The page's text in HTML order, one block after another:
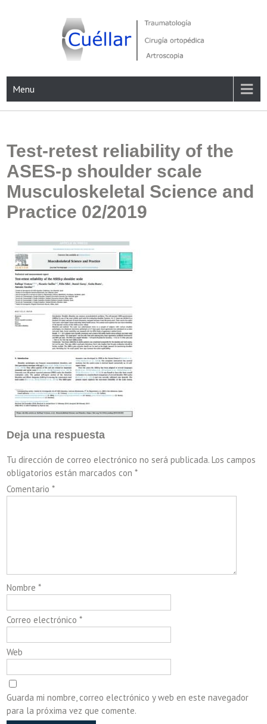
Menu
Test-retest reliability of the
ASES-p shoulder scale
Musculoskeletal Science and
Practice 02/2019
Deja una respuesta
Tu dirección de correo electrónico no será publicada. Los campos
obligatorios están marcados con*
Comentario*
Nombre*
Correo electrónico*
Web
Guarda mi nombre, correo electrónico y web en este navegador
para la próxima vez que comente.